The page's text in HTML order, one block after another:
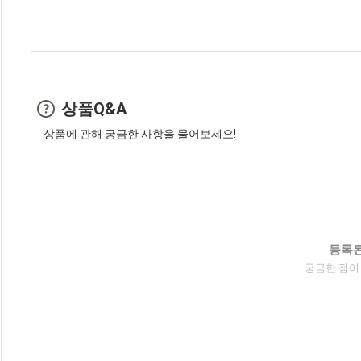
상품Q&A
상품에 관해 궁금한 사항을 물어보세요!
등록
궁금한 점